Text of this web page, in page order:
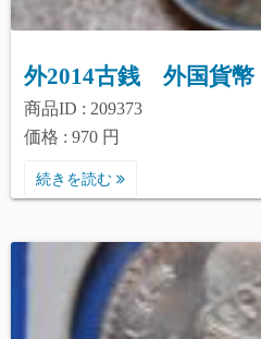
外2014古銭 外国貨幣
商品ID : 209373
価格 : 970 円
続きを読む